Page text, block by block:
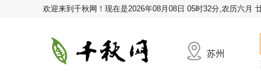
欢迎来到千秋网！ 现在是2026年08月08日 05时32分,农历六月
苏州